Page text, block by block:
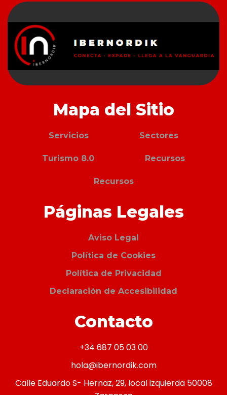
Mapa del Sitio
Servicios Sectores
Turismo 8.0 Recursos
Recursos
Páginas Legales
Aviso Legal
Política de Cookies
Política de Privacidad
Declaración de Accesibilidad
Contacto
+34 687 05 03 00
hola@ibernordik.com
Calle Eduardo S- Hernaz, 29, local izquierda 50008